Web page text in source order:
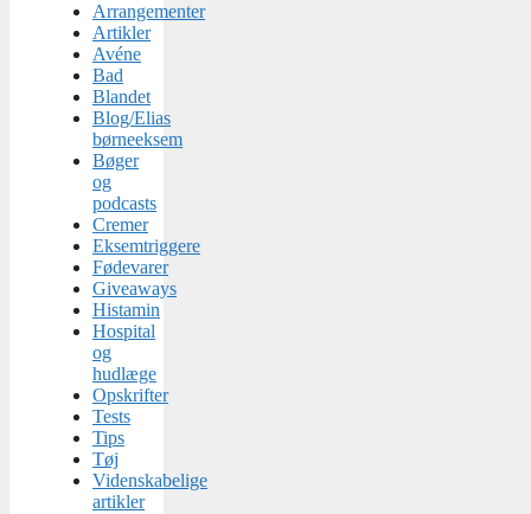
Arrangementer
Artikler
Avéne
Bad
Blandet
Blog/Elias
børneeksem
Bøger
og
podcasts
Cremer
Eksemtriggere
Fødevarer
Giveaways
Histamin
Hospital
og
hudlæge
Opskrifter
Tests
Tips
Tøj
Videnskabelige
artikler